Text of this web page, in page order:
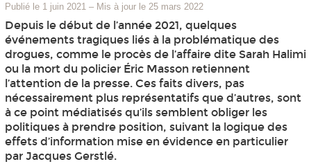
Publié le 1 juin 2021 – Mis à jour le 25 mars 2022
Depuis le début de l’année 2021, quelques
événements tragiques liés à la problématique des
drogues, comme le procès de l’affaire dite Sarah Halimi
ou la mort du policier Éric Masson retiennent
l’attention de la presse. Ces faits divers, pas
nécessairement plus représentatifs que d’autres, sont
à ce point médiatisés qu’ils semblent obliger les
politiques à prendre position, suivant la logique des
effets d’information mise en évidence en particulier
par Jacques Gerstlé.